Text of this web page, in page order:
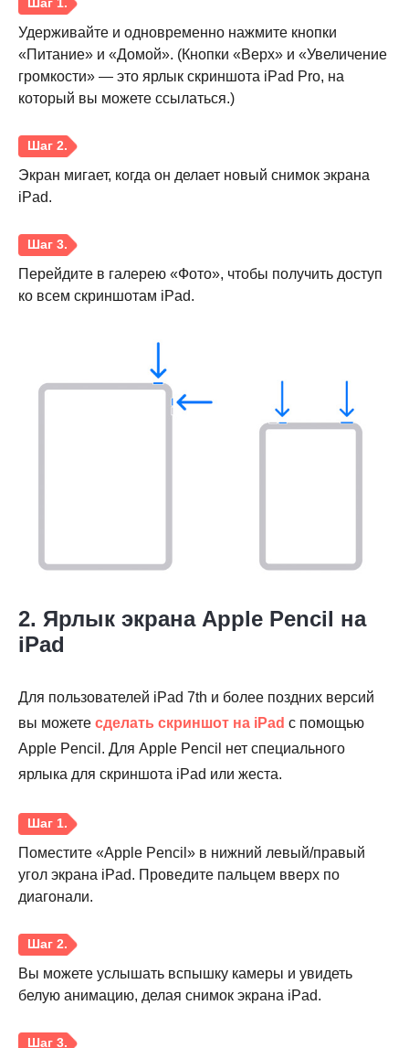
Шаг 1.
Удерживайте и одновременно нажмите кнопки
«Питание» и «Домой». (Кнопки «Верх» и «Увеличение
громкости» — это ярлык скриншота iPad Pro, на
который вы можете ссылаться.)
Экран мигает, когда он делает новый снимок экрана
iPad.
Перейдите в галерею «Фото», чтобы получить доступ
ко всем скриншотам iPad.
2. Ярлык экрана Apple Pencil на
iPad
Для пользователей iPad 7th и более поздних версий
вы можете сделать скриншот на iPad с помощью
Apple Pencil. Для Apple Pencil нет специального
ярлыка для скриншота iPad или жеста.
Поместите «Apple Pencil» в нижний левый/правый
угол экрана iPad. Проведите пальцем вверх по
диагонали.
Вы можете услышать вспышку камеры и увидеть
белую анимацию, делая снимок экрана iPad.